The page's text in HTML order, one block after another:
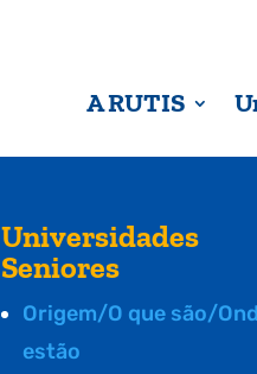
A RUTIS
Universidades
Seniores
Origem/O que são/
estão